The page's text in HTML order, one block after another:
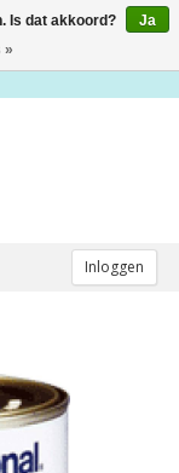
Inloggen
Is dat akkoord?
Ja
»